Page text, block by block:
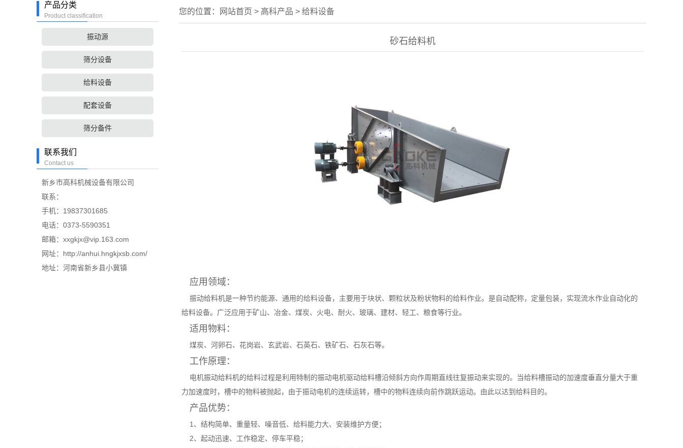
产品分类
Product classification
振动源
筛分设备
给料设备
配套设备
筛分备件
联系我们
Contact us
新乡市高科机械设备有限公司
联系：
手机：19837301685
电话：0373-5590351
邮箱：xxgkjx@vip.163.com
网址：http://anhui.hngkjxsb.com/
地址：河南省新乡县小冀镇
您的位置： 网站首页 > 高科产品 > 给料设备
砂石给料机
应用领域：
振动给料机是一种节约能源、通用的给料设备，主要用于块状、颗粒状及粉状物料的给料作业。是自动配称，定量包装，实现流水作业自动化的
给料设备。广泛应用于矿山、冶金、煤炭、火电、耐火、玻璃、建材、轻工、粮食等行业。
适用物料：
煤炭、河卵石、花岗岩、玄武岩、石英石、铁矿石、石灰石等。
工作原理：
电机振动给料机的给料过程是利用特制的振动电机驱动给料槽沿倾斜方向作周期直线往复振动来实现的。当给料槽振动的加速度垂直分量大于重
力加速度时，槽中的物料被抛起，由于振动电机的连续运转，槽中的物料连续向前作跳跃运动。由此以达到给料目的。
产品优势：
1、结构简单、重量轻、噪音低、给料能力大、安装维护方便；
2、起动迅速、工作稳定、停车平稳；